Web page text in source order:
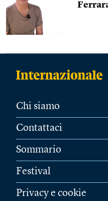
Chi siamo
Contattaci
Sommario
Festival
Privacy e cookie